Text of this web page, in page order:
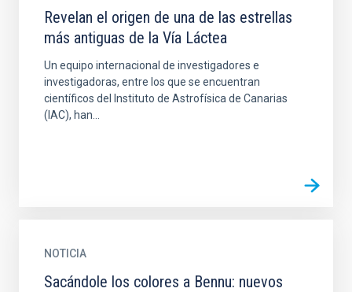
Revelan el origen de una de las estrellas
más antiguas de la Vía Láctea
Un equipo internacional de investigadores e
investigadoras, entre los que se encuentran
científicos del Instituto de Astrofísica de Canarias
(IAC), han...
NOTICIA
Sacándole los colores a Bennu: nuevos